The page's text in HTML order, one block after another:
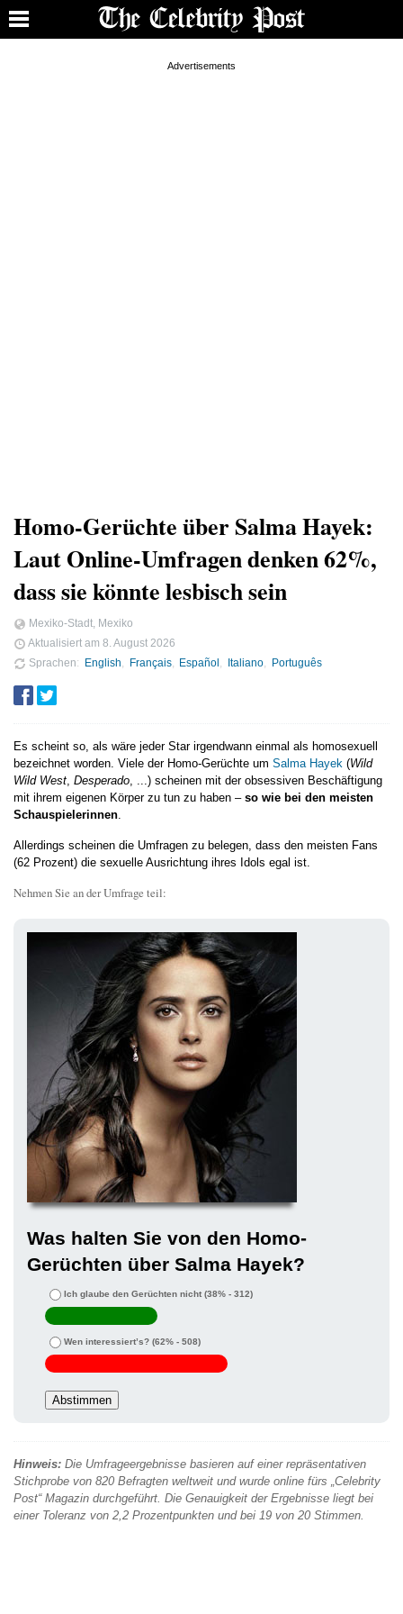
Homo-Gerüchte über Salma Hayek:
Laut Online-Umfragen denken 62%,
dass sie könnte lesbisch sein
Mexiko-Stadt, Mexiko
Aktualisiert am 8. August 2026
Sprachen
English Français Español Italiano Português
Es scheint so, als wäre jeder Star irgendwann einmal als homosexuell
bezeichnet worden. Viele der Homo-Gerüchte um Salma Hayek (Wild
Wild West, Desperado, ...) scheinen mit der obsessiven Beschäftigung
mit ihrem eigenen Körper zu tun zu haben – so wie bei den meisten
Schauspielerinnen.
Allerdings scheinen die Umfragen zu belegen, dass den meisten Fans
(62 Prozent) die sexuelle Ausrichtung ihres Idols egal ist.
Nehmen Sie an der Umfrage teil:
Was halten Sie von den Homo-
Gerüchten über Salma Hayek?
Ich glaube den Gerüchten nicht(38% - 312)
Wen interessiert’s? (62% - 508)
Hinweis: Die Umfrageergebnisse basieren auf einer repräsentativen
Stichprobe von 820 Befragten weltweit und wurde online fürs „Celebrity
Post“ Magazin durchgeführt. Die Genauigkeit der Ergebnisse liegt bei
einer Toleranz von 2,2 Prozentpunkten und bei 19 von 20 Stimmen.